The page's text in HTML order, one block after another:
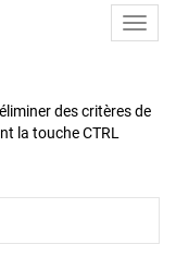
des critères de
la touche CTRL